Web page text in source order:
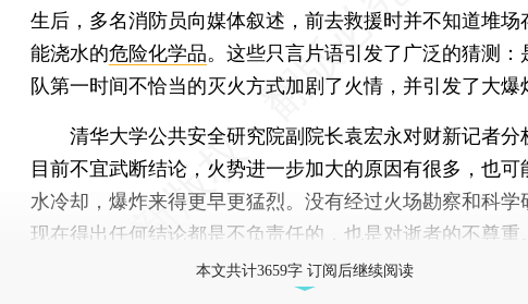
生后，多名消防员向媒体叙述，前去救援时并不知道堆场
能浇水的危险化学品。这些只言片语引发了广泛的猜测：
队第一时间不恰当的灭火方式加剧了火情，并引发了大爆
清华大学公共安全研究院副院长袁宏永对财新记者分
目前不宜武断结论，火势进一步加大的原因有很多，也可
水冷却，爆炸来得更早更猛烈。没有经过火场勘察和科学
现在得出任何结论都是不负责任的，也是对逝者的不尊重。
本文共计3659字 订阅后继续阅读